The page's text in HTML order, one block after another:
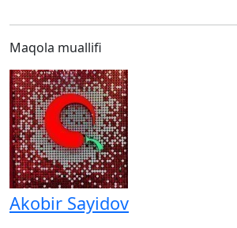
Maqola muallifi
Akobir Sayidov